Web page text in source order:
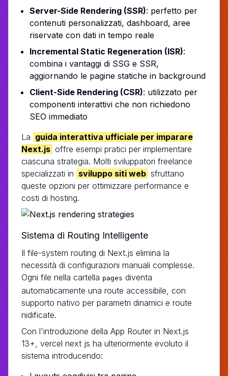
Server-Side Rendering (SSR): perfetto per
contenuti personalizzati, dashboard, aree
riservate con dati in tempo reale
Incremental Static Regeneration (ISR):
combina i vantaggi di SSG e SSR,
aggiornando le pagine statiche in background
Client-Side Rendering (CSR): utilizzato per
componenti interattivi che non richiedono
SEO immediato
La guida interattiva ufficiale per imparare
Next.js offre esempi pratici per implementare
ciascuna strategia. Molti sviluppatori freelance
specializzati in sviluppo siti web sfruttano
queste opzioni per ottimizzare performance e
costi di hosting.
Sistema di Routing Intelligente
Il file-system routing di Next.js elimina la
necessità di configurazioni manuali complesse.
Ogni file nella cartella pages diventa
automaticamente una route accessibile, con
supporto nativo per parametri dinamici e route
nidificate.
Con l'introduzione della App Router in Next.js
13+, vercel next js ha ulteriormente evoluto il
sistema introducendo: